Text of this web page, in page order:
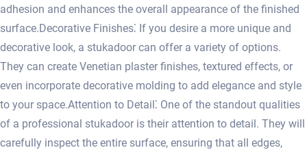
adhesion and enhances the overall appearance of the finished
surface.​ Decorative Finishes⁚ If you desire a more unique and
decorative look, a stukadoor can offer a variety of options.
They can create Venetian plaster finishes, textured effects, or
even incorporate decorative molding to add elegance and style
to your space.​ Attention to Detail⁚ One of the standout qualities
of a professional stukadoor is their attention to detail.​ They will
carefully inspect the entire surface, ensuring that all edges,